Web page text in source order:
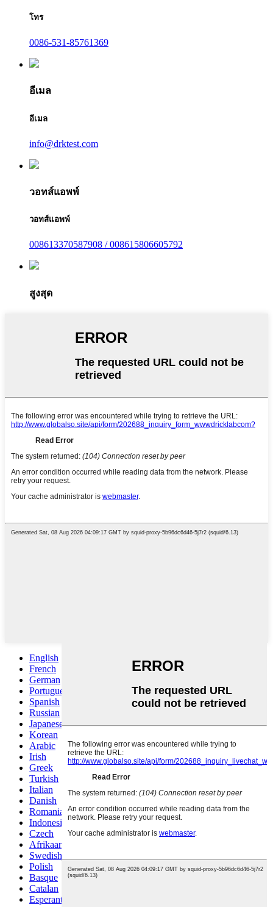
โทร
0086-531-85761369
อีเมล
อีเมล
info@drktest.com
วอทส์แอพพ์
วอทส์แอพพ์
008613370587908 / 008615806605792
สูงสุด
English
French
German
Portuguese
Spanish
Russian
Japanese
Korean
Arabic
Irish
Greek
Turkish
Italian
Danish
Romanian
Indonesian
Czech
Afrikaans
Swedish
Polish
Basque
Catalan
Esperanto